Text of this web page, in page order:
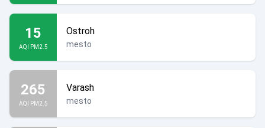
15
AQI PM2.5
Ostroh
mesto
265
AQI PM2.5
Varash
mesto